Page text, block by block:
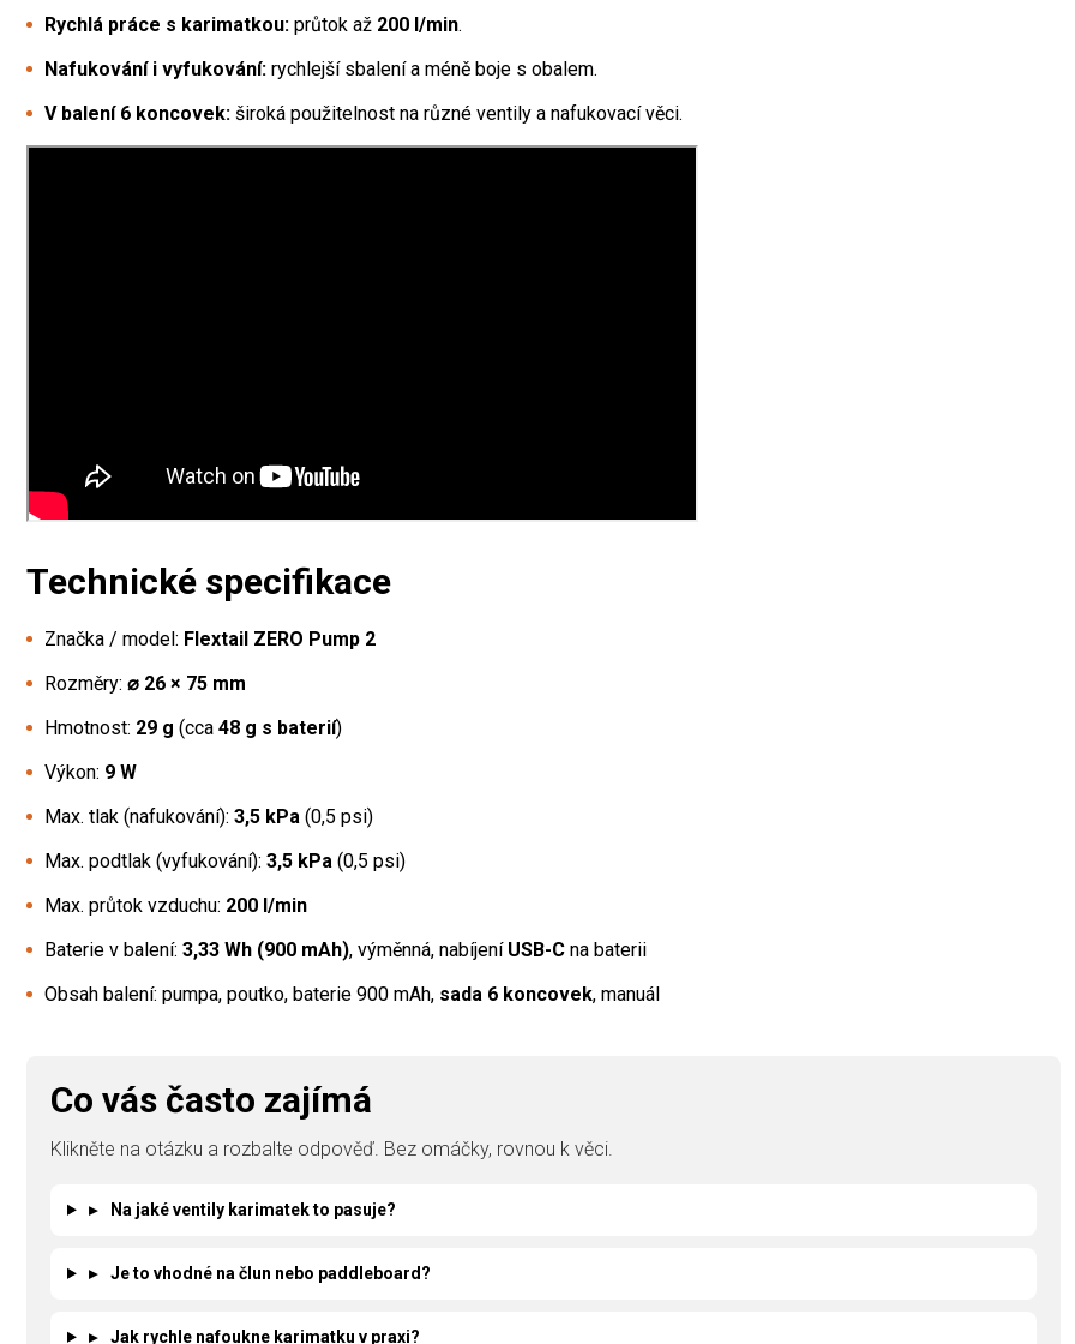
Rychlá práce s karimatkou: průtok až 200 l/min.
Nafukování i vyfukování: rychlejší sbalení a méně boje s obalem.
V balení 6 koncovek: široká použitelnost na různé ventily a nafukovací věci.
Technické specifikace
Značka / model: Flextail ZERO Pump 2
Rozměry: ⌀ 26 × 75 mm
Hmotnost: 29 g (cca 48 g s baterií)
Výkon: 9 W
Max. tlak (nafukování): 3,5 kPa (0,5 psi)
Max. podtlak (vyfukování): 3,5 kPa (0,5 psi)
Max. průtok vzduchu: 200 l/min
Baterie v balení: 3,33 Wh (900 mAh), výměnná, nabíjení USB-C na baterii
Obsah balení: pumpa, poutko, baterie 900 mAh, sada 6 koncovek, manuál
Co vás často zajímá
Klikněte na otázku a rozbalte odpověď. Bez omáčky, rovnou k věci.
▸ Na jaké ventily karimatek to pasuje?
▸ Je to vhodné na člun nebo paddleboard?
▸ Jak rychle nafoukne karimatku v praxi?